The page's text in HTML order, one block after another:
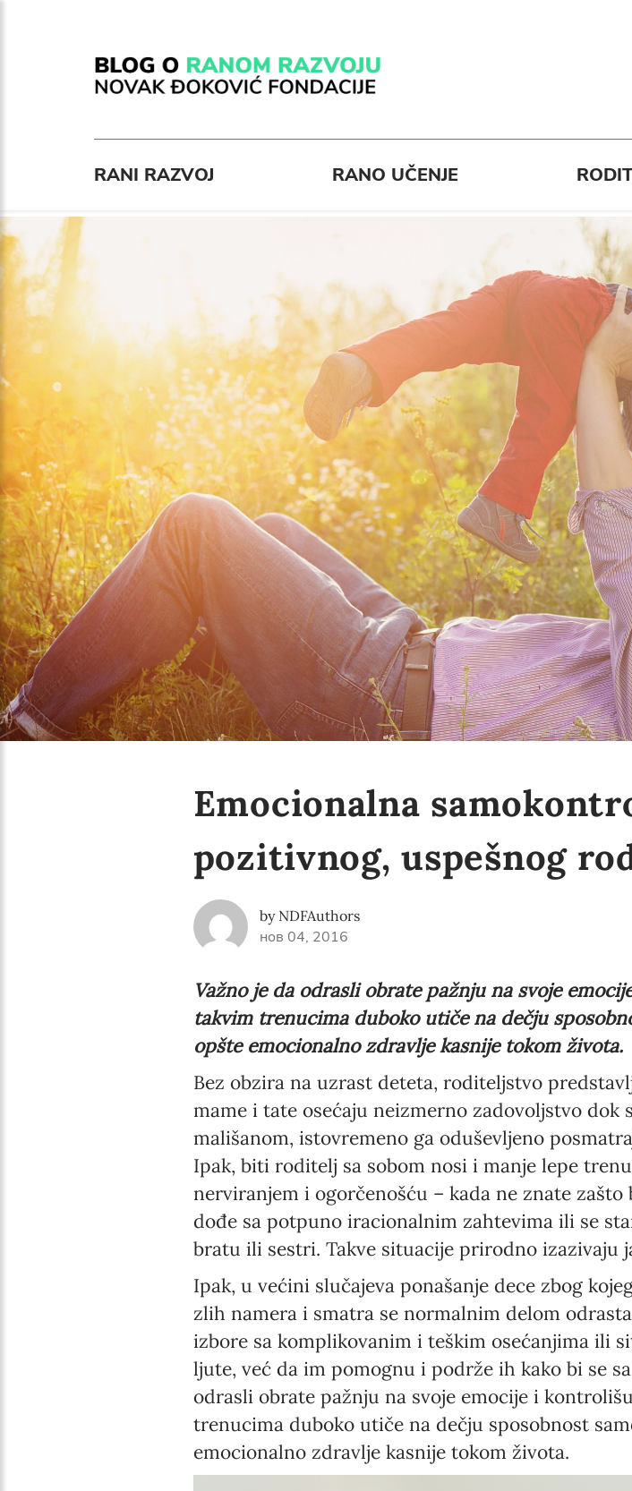
RANI RAZVOJ RANO UČENJE
Emocionalna
pozitivnog, uspešnog
by NDFAuthors
нов 04, 2016
Važno je da odrasli obrate pažnju na svoje
takvim trenucima duboko utiče na dečju
opšte emocionalno zdravlje kasnije tokom života.
Bez obzira na uzrast deteta, roditeljstvo
mame i tate osećaju neizmerno zadovoljstvo dok
mališanom, istovremeno ga oduševljeno
Ipak, biti roditelj sa sobom nosi i manje lepe
nerviranjem i ogorčenošću – kada ne znate
dođe sa potpuno iracionalnim zahtevima ili se
bratu ili sestri. Takve situacije prirodno izazivaju
Ipak, u većini slučajeva ponašanje dece zbog
zlih namera i smatra se normalnim delom
izbore sa komplikovanim i teškim osećanjima ili
ljute, već da im pomognu i podrže ih kako bi se
odrasli obrate pažnju na svoje emocije i
trenucima duboko utiče na dečju sposobnost
emocionalno zdravlje kasnije tokom života.